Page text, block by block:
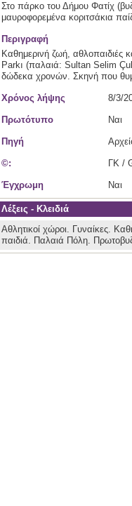
Στο πάρκο του Δήμου Φατίχ
μαυροφορεμένα κοριτσάκια
Περιγραφή
Καθημερινή ζωή, αθλοπαιδιές
Parkı (παλαιά: Sultan Selim
δώδεκα χρονών. Σκηνή που
Χρόνος λήψης 8/3/
Πρωτότυπο Ναι
Πηγή
©: ΓΚ /
Έγχρωμη Ναι
Λέξεις - Κλειδιά
Αθλητικοί χώροι. Γυναίκες.
παιδιά. Παλαιά Πόλη.